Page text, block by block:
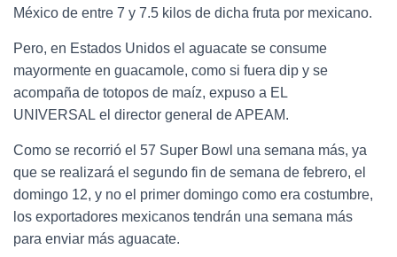
México de entre 7 y 7.5 kilos de dicha fruta por mexicano.
Pero, en Estados Unidos el aguacate se consume
mayormente en guacamole, como si fuera dip y se
acompaña de totopos de maíz, expuso a EL
UNIVERSAL el director general de APEAM.
Como se recorrió el 57 Super Bowl una semana más, ya
que se realizará el segundo fin de semana de febrero, el
domingo 12, y no el primer domingo como era costumbre,
los exportadores mexicanos tendrán una semana más
para enviar más aguacate.